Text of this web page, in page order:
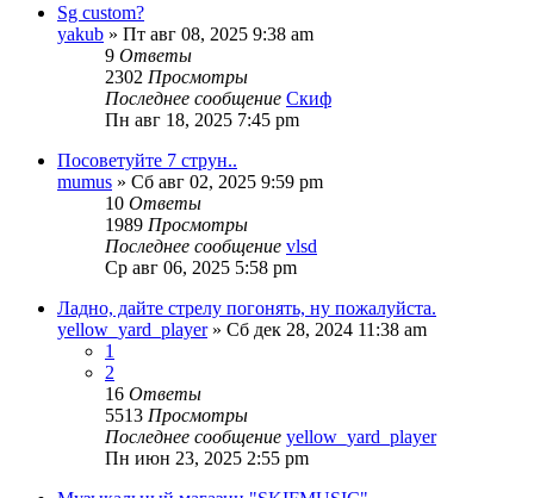
Sg custom?
yakub » Пт авг 08, 2025 9:38 am
9 Ответы
2302 Просмотры
Последнее сообщение Скиф
Пн авг 18, 2025 7:45 pm
Посоветуйте 7 струн..
mumus » Сб авг 02, 2025 9:59 pm
10 Ответы
1989 Просмотры
Последнее сообщение vlsd
Ср авг 06, 2025 5:58 pm
Ладно, дайте стрелу погонять, ну пожалуйста.
yellow_yard_player» Сб дек 28, 2024 11:38 am
1
2
16 Ответы
5513 Просмотры
Последнее сообщение yellow_yard_player
Пн июн 23, 2025 2:55 pm